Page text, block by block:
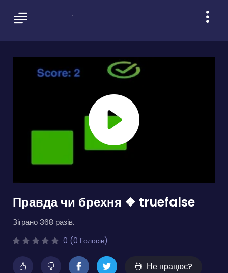
Правда чи брехня ❖ truefalse
Зіграно 368 разів.
0 (0 Голосів)
Не працює?